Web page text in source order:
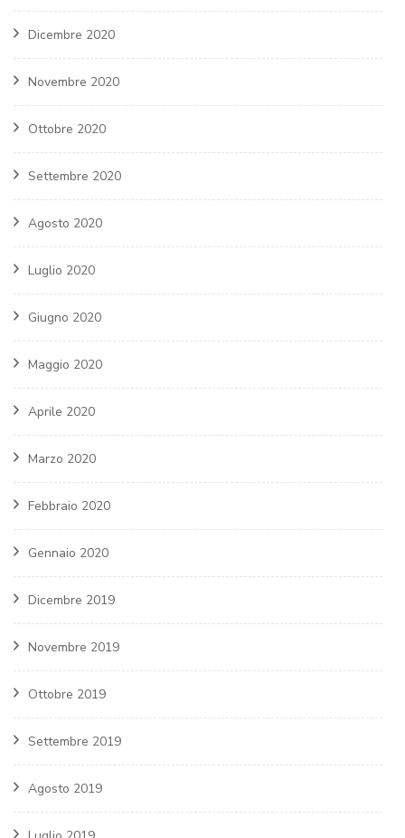
Dicembre 2020
Novembre 2020
Ottobre 2020
Settembre 2020
Agosto 2020
Luglio 2020
Giugno 2020
Maggio 2020
Aprile 2020
Marzo 2020
Febbraio 2020
Gennaio 2020
Dicembre 2019
Novembre 2019
Ottobre 2019
Settembre 2019
Agosto 2019